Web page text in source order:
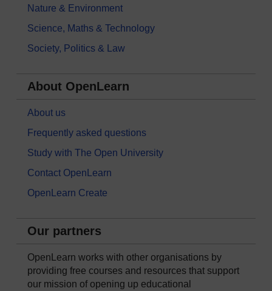
Nature & Environment
Science, Maths & Technology
Society, Politics & Law
About OpenLearn
About us
Frequently asked questions
Study with The Open University
Contact OpenLearn
OpenLearn Create
Our partners
OpenLearn works with other organisations by
providing free courses and resources that support
our mission of opening up educational